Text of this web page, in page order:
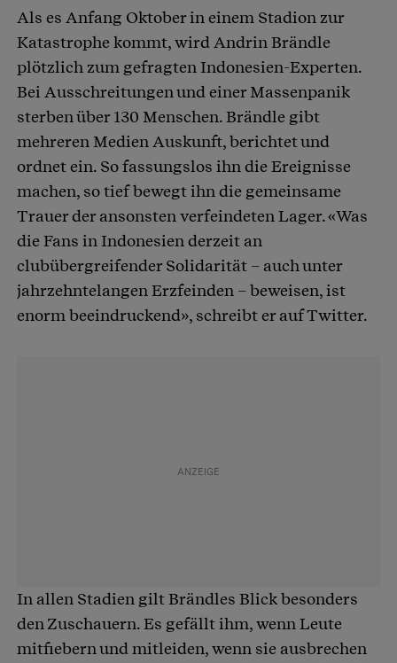
Als es Anfang Oktober in einem Stadion zur
Katastrophe kommt, wird Andrin Brändle
plötzlich zum gefragten Indonesien-Experten.
Bei Ausschreitungen und einer Massenpanik
sterben über 130 Menschen. Brändle gibt
mehreren Medien Auskunft, berichtet und
ordnet ein. So fassungslos ihn die Ereignisse
machen, so tief bewegt ihn die gemeinsame
Trauer der ansonsten verfeindeten Lager. «Was
die Fans in Indonesien derzeit an
clubübergreifender Solidarität – auch unter
jahrzehntelangen Erzfeinden – beweisen, ist
enorm beeindruckend», schreibt er auf Twitter.
In allen Stadien gilt Brändles Blick besonders
den Zuschauern. Es gefällt ihm, wenn Leute
mitfiebern und mitleiden, wenn sie ausbrechen